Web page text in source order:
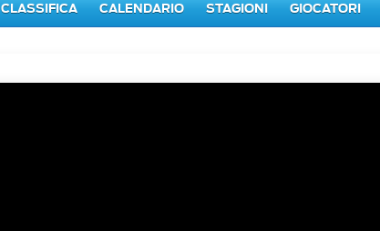
CLASSIFICA CALENDARIO STAGIONI GIOCATORI